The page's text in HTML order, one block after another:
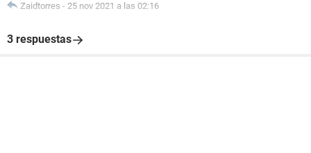
Zaidtorres - 25 nov 2021 a las 02:16
3 respuestas